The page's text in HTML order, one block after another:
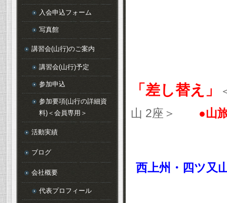
「差し替え」
山 2座＞ ●山
西上州・四ツ又
入会申込フォーム
写真館
講習会(山行)のご案内
講習会(山行)予定
参加申込
参加要項(山行の詳細資
料)＜会員専用＞
活動実績
ブログ
会社概要
代表プロフィール